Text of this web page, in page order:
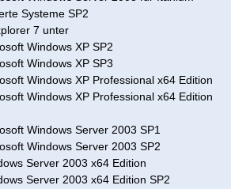
Systeme SP2
7 unter
Windows XP SP2
Windows XP SP3
Windows XP Professional x64 Edition
Windows XP Professional x64 Edition
Windows Server 2003 SP1
Windows Server 2003 SP2
Server 2003 x64 Edition
Server 2003 x64 Edition SP2